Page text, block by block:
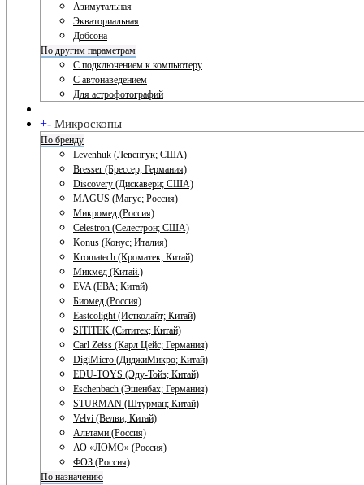
Азимутальная
Экваториальная
Добсона
По другим параметрам
С подключением к компьютеру
С автонаведением
Для астрофотографий
+- Микроскопы
По бренду
Levenhuk (Левенгук; США)
Bresser (Брессер; Германия)
Discovery (Дискавери; США)
MAGUS (Магус; Россия)
Микромед (Россия)
Celestron (Селестрон; США)
Konus (Конус; Италия)
Kromatech (Кроматек; Китай)
Микмед (Китай.)
EVA (ЕВА; Китай)
Биомед (Россия)
Eastcolight (Истколайт; Китай)
SITITEK (Сититек; Китай)
Carl Zeiss (Карл Цейс; Германия)
DigiMicro (ДиджиМикро; Китай)
EDU-TOYS (Эду-Тойз; Китай)
Eschenbach (Эшенбах; Германия)
STURMAN (Штурман; Китай)
Velvi (Велви; Китай)
Альтами (Россия)
АО «ЛОМО» (Россия)
ФОЗ (Россия)
По назначению